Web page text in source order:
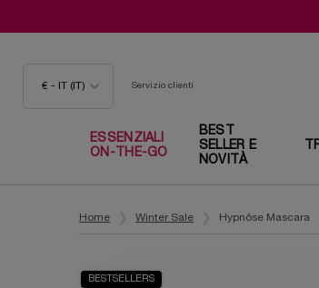
€ - IT (IT) Servizio clienti
ESSENZIALI
ON-THE-GO
BEST
SELLER E
NOVITÀ
Home Winter Sale Hypnôse Mascara
BESTSELLERS